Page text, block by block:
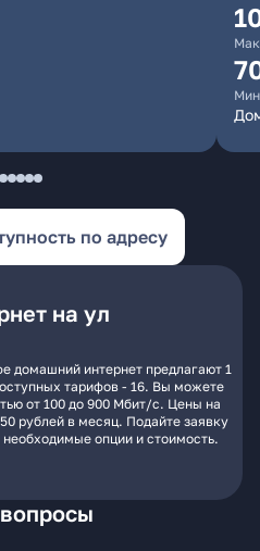
по адресу
на ул
домашний интернет предлагают 1
тарифов - 16. Вы можете
от 100 до 900 Мбит/с. Цены на
рублей в месяц. Подайте заявку
опции и стоимость.